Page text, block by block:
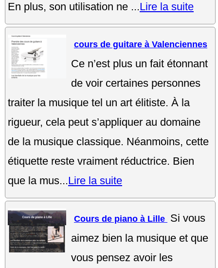
En plus, son utilisation ne ...Lire la suite
cours de guitare à Valenciennes
Ce n’est plus un fait étonnant
de voir certaines personnes
traiter la musique tel un art élitiste. À la
rigueur, cela peut s’appliquer au domaine
de la musique classique. Néanmoins, cette
étiquette reste vraiment réductrice. Bien
que la mus...Lire la suite
Cours de piano à Lille Si vous
aimez bien la musique et que
vous pensez avoir les